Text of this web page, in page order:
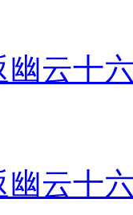
幽云十
幽云十